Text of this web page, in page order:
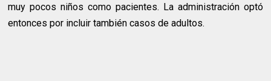
muy pocos niños como pacientes. La administración optó
entonces por incluir también casos de adultos.